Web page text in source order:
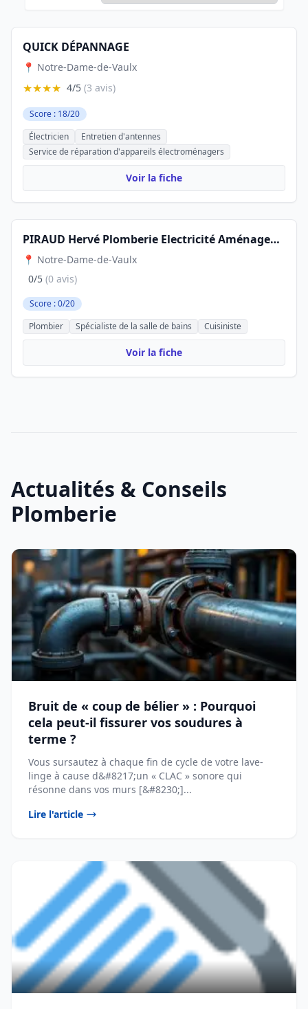
QUICK DÉPANNAGE
📍 Notre-Dame-de-Vaulx
★★★★ 4/5 (3 avis)
Score : 18/20
Électricien
Entretien d'antennes
Service de réparation d'appareils électroménagers
Voir la fiche
PIRAUD Hervé Plomberie Electricité Aménagement Intérieur
📍 Notre-Dame-de-Vaulx
0/5 (0 avis)
Score : 0/20
Plombier
Spécialiste de la salle de bains Cuisiniste
Voir la fiche
Actualités & Conseils
Plomberie
Bruit de « coup de bélier » : Pourquoi
cela peut-il fissurer vos soudures à
terme ?
Vous sursautez à chaque fin de cycle de votre lave-
linge à cause d&#8217;un « CLAC » sonore qui
résonne dans vos murs [&#8230;]...
Lire l'article